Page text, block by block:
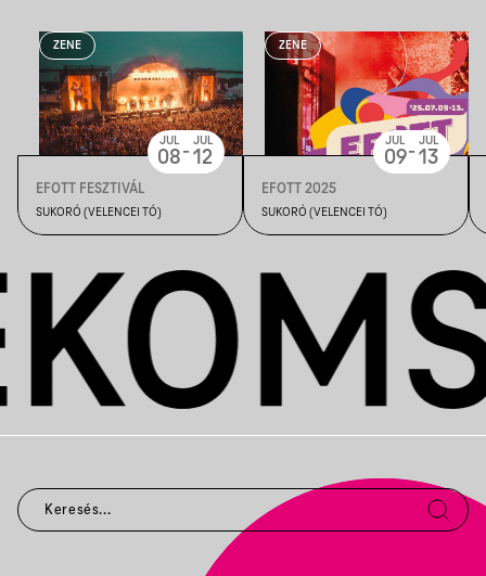
ZENE
EFOTT FESZTIVÁL
SUKORÓ (VELENCEI TÓ)
JUL
08- JUL
12
ZENE
EFOTT 2025
SUKORÓ (VELENCEI TÓ)
JUL
09- JUL
13